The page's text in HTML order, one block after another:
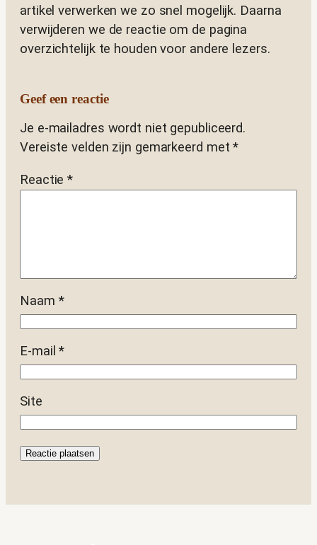
artikel verwerken we zo snel mogelijk. Daarna
verwijderen we de reactie om de pagina
overzichtelijk te houden voor andere lezers.
Geef een reactie
Je e-mailadres wordt niet gepubliceerd.
Vereiste velden zijn gemarkeerd met*
Reactie*
Naam *
E-mail*
Site